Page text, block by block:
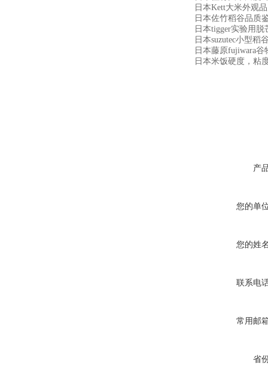
日本Kett大米外观
日本佐竹稻谷品质
日本tigger实验用脱
日本suzutec小型稻
日本藤原fujiwara
日本米饭硬度，粘
产
您的单
您的姓
联系电
常用邮
省